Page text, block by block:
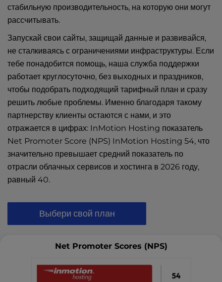
стабильную производительность, на которую они могут
рассчитывать.
Запускай свои сайты, защищай данные и развивайся,
не сталкиваясь с ограничениями инфраструктуры. Если
тебе понадобится помощь, наша служба поддержки
работает круглосуточно, без выходных и праздников,
чтобы подобрать подходящий тарифный план и сразу
решить любые проблемы. Именно благодаря такому
партнерству клиенты остаются с нами, и это
отражается в цифрах: InMotion Hosting показатель
Net Promoter Score (NPS) InMotion Hosting 54, что
значительно превышает средний показатель по
отрасли облачных сервисов и хостинга в 2026 году,
равный 40.
Выбери свой план
Net Promoter Scores (NPS)